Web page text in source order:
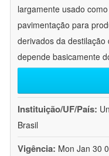
largamente usado
pavimentação para
derivados da
depende basicamente
Instituição/UF/País:
Brasil
Vigência: Mon Jan 30